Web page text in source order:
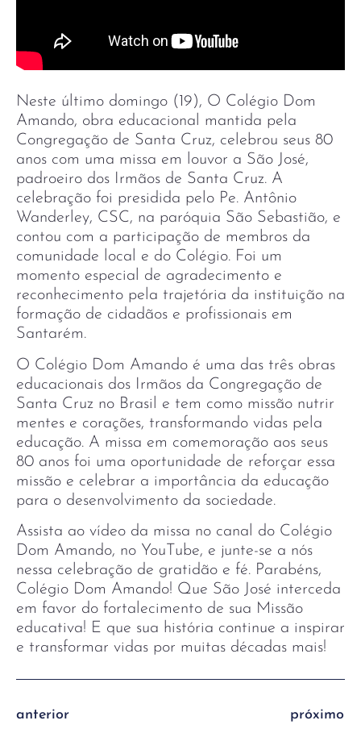
Neste último domingo (19), O Colégio Dom
Amando, obra educacional mantida pela
Congregação de Santa Cruz, celebrou seus 80
anos com uma missa em louvor a São José,
padroeiro dos Irmãos de Santa Cruz. A
celebração foi presidida pelo Pe. Antônio
Wanderley, CSC, na paróquia São Sebastião, e
contou com a participação de membros da
comunidade local e do Colégio. Foi um
momento especial de agradecimento e
reconhecimento pela trajetória da instituição na
formação de cidadãos e profissionais em
Santarém.
O Colégio Dom Amando é uma das três obras
educacionais dos Irmãos da Congregação de
Santa Cruz no Brasil e tem como missão nutrir
mentes e corações, transformando vidas pela
educação. A missa em comemoração aos seus
80 anos foi uma oportunidade de reforçar essa
missão e celebrar a importância da educação
para o desenvolvimento da sociedade.
Assista ao vídeo da missa no canal do Colégio
Dom Amando, no YouTube, e junte-se a nós
nessa celebração de gratidão e fé. Parabéns,
Colégio Dom Amando! Que São José interceda
em favor do fortalecimento de sua Missão
educativa! E que sua história continue a inspirar
e transformar vidas por muitas décadas mais!
anterior próximo